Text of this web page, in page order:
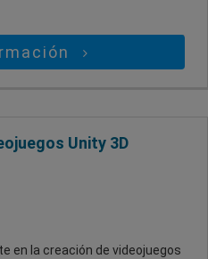
Unity 3D
en la creación de videojuegos